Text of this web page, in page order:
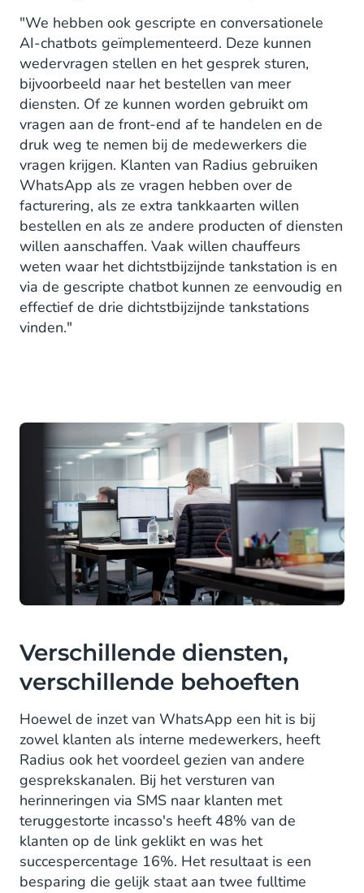
"We hebben ook gescripte en conversationele
AI-chatbots geïmplementeerd. Deze kunnen
wedervragen stellen en het gesprek sturen,
bijvoorbeeld naar het bestellen van meer
diensten. Of ze kunnen worden gebruikt om
vragen aan de front-end af te handelen en de
druk weg te nemen bij de medewerkers die
vragen krijgen. Klanten van Radius gebruiken
WhatsApp als ze vragen hebben over de
facturering, als ze extra tankkaarten willen
bestellen en als ze andere producten of diensten
willen aanschaffen. Vaak willen chauffeurs
weten waar het dichtstbijzijnde tankstation is en
via de gescripte chatbot kunnen ze eenvoudig en
effectief de drie dichtstbijzijnde tankstations
vinden."
Verschillende diensten,
verschillende behoeften
Hoewel de inzet van WhatsApp een hit is bij
zowel klanten als interne medewerkers, heeft
Radius ook het voordeel gezien van andere
gesprekskanalen. Bij het versturen van
herinneringen via SMS naar klanten met
teruggestorte incasso's heeft 48% van de
klanten op de link geklikt en was het
succespercentage 16%. Het resultaat is een
besparing die gelijk staat aan twee fulltime